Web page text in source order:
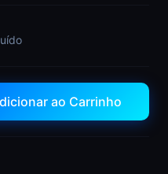
ao Carrinho